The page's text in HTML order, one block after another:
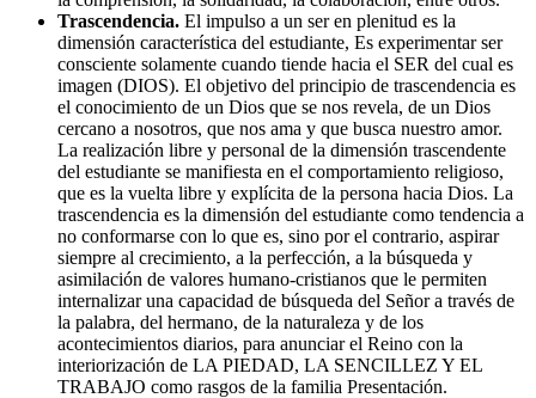
Trascendencia. El impulso a un ser en plenitud es la
dimensión característica del estudiante, Es experimentar ser
consciente solamente cuando tiende hacia el SER del cual es
imagen (DIOS). El objetivo del principio de trascendencia es
el conocimiento de un Dios que se nos revela, de un Dios
cercano a nosotros, que nos ama y que busca nuestro amor.
La realización libre y personal de la dimensión trascendente
del estudiante se manifiesta en el comportamiento religioso,
que es la vuelta libre y explícita de la persona hacia Dios. La
trascendencia es la dimensión del estudiante como tendencia a
no conformarse con lo que es, sino por el contrario, aspirar
siempre al crecimiento, a la perfección, a la búsqueda y
asimilación de valores humano-cristianos que le permiten
internalizar una capacidad de búsqueda del Señor a través de
la palabra, del hermano, de la naturaleza y de los
acontecimientos diarios, para anunciar el Reino con la
interiorización de LA PIEDAD, LA SENCILLEZ Y EL
TRABAJO como rasgos de la familia Presentación.